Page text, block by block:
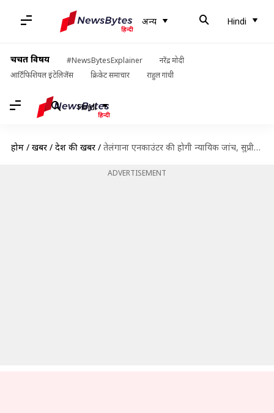
अन्य Hindi
चर्चित विषय #NewsBytesExplainer
नरेंद्र मोदी
आर्टिफिशियल इंटेलिजेंस
क्रिकेट समाचार राहुल गांधी
Hindi
होम / खबरें / देश की खबरें / तेलंगाना एनकाउंटर की होगी न्यायिक जांच, सुप्रीम कोर्ट ने गठित किया तीन सदस्यीय आयोग
ADVERTISEMENT